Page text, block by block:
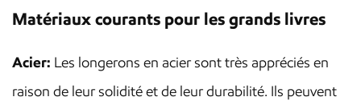
Matériaux courants pour les grands livres
Acier: Les longerons en acier sont très appréciés en
raison de leur solidité et de leur durabilité. Ils peuvent